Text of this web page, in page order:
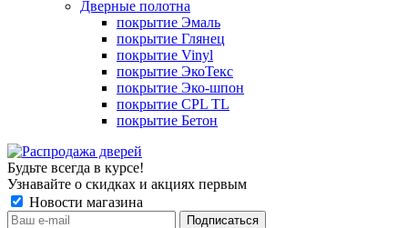
Дверные полотна
покрытие Эмаль
покрытие Глянец
покрытие Vinyl
покрытие ЭкоТекс
покрытие Эко-шпон
покрытие CPL TL
покрытие Бетон
Будьте всегда в курсе!
Узнавайте о скидках и акциях первым
Новости магазина